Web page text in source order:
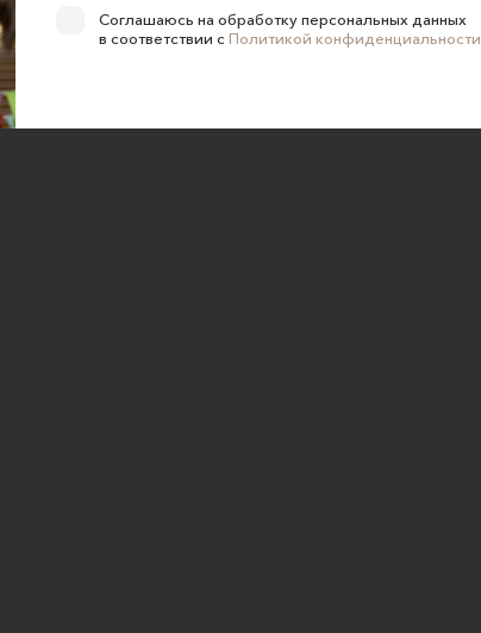
Соглашаюсь на обработку персональных данных
в соответствии с Политикой конфиденциальности